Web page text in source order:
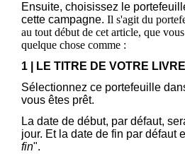
Ensuite, choisissez le
cette campagne. Il s'agit du
au tout début de cet article, que
quelque chose comme :
1 | LE TITRE DE VOTRE LIVRE
Sélectionnez ce portefeuille
vous êtes prêt.
La date de début, par défaut,
jour. Et la date de fin par défaut
fin".